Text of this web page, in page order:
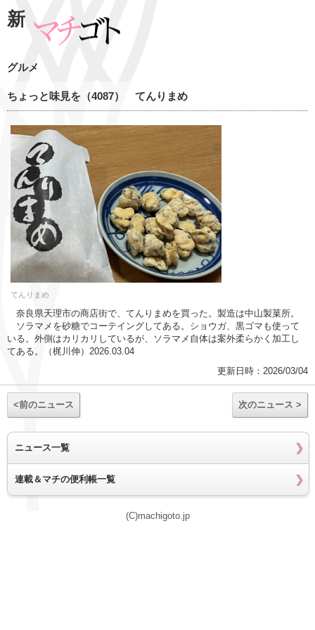
新
グルメ
ちょっと味見を（4087） てんりまめ
てんりまめ
奈良県天理市の商店街で、てんりまめを買った。製造は中山製菓所。
ソラマメを砂糖でコーテイングしてある。ショウガ、黒ゴマも使って
いる。外側はカリカリしているが、ソラマメ自体は案外柔らかく加工し
てある。（梶川伸）2026.03.04
更新日時：2026/03/04
<前のニュース 次のニュース >
ニュース一覧
連載＆マチの便利帳一覧
(C)machigoto.jp